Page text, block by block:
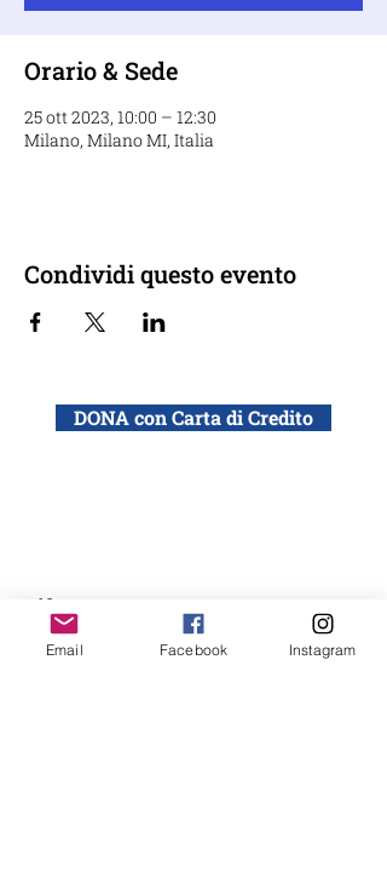
Orario & Sede
25 ott 2023, 10:00 – 12:30
Milano, Milano MI, Italia
Condividi questo evento
DONA con Carta di Credito
Email Facebook Instagram